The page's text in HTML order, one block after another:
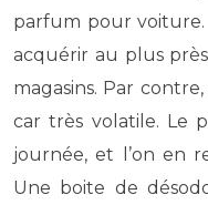
parfum pour
acquérir au plus
magasins. Par
car très volatile. Le
journée, et l’on en
Une boite de